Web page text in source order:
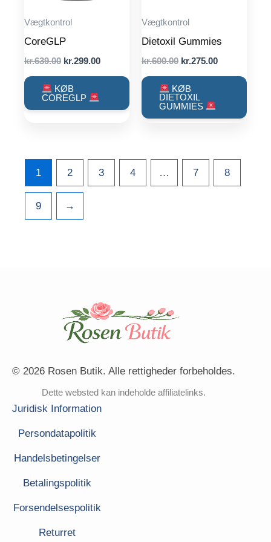
Vægtkontrol
CoreGLP
kr.639.00 Original
was:
kr.639.00.
kr.299.00Current
KØB
COREGLP
Vægtkontrol
Dietoxil Gummies
kr.600.00 Original
was:
kr.600.00.
kr.275.00Current
KØB
DIETOXIL
GUMMIES
1 2 3 4 … 7 8
9 →
© 2026 Rosen Butik. Alle rettigheder forbeholdes.
Dette websted kan indeholde affiliatelinks.
Juridisk Information
Persondatapolitik
Handelsbetingelser
Betalingspolitik
Forsendelsespolitik
Returret